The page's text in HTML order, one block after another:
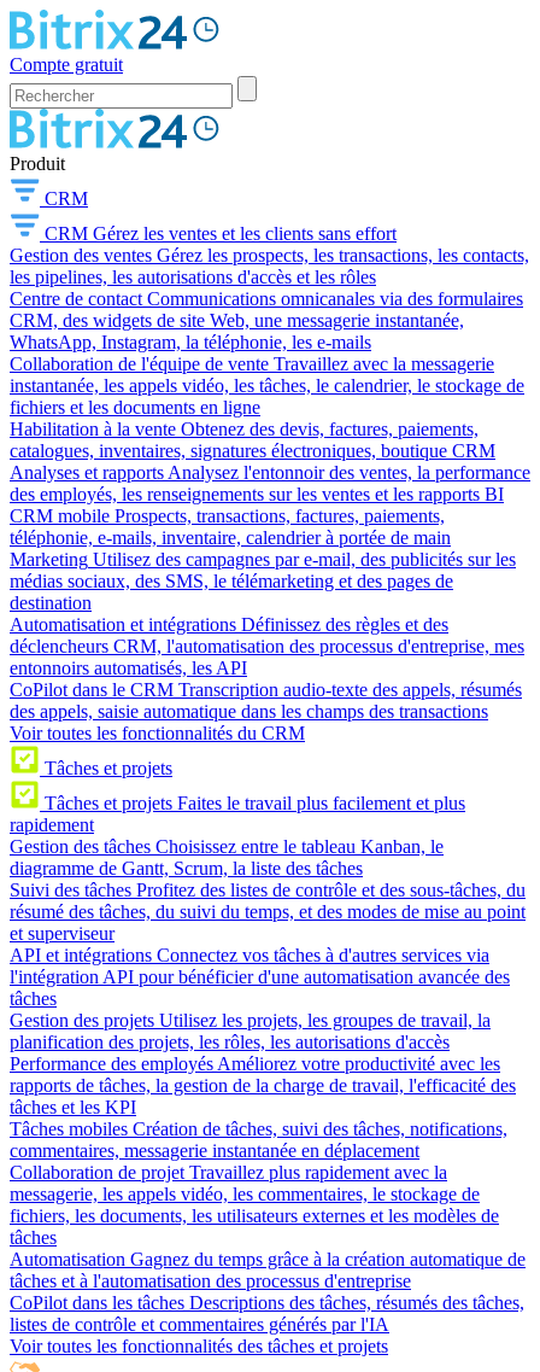
Compte gratuit
Produit
CRM
CRM Gérez les ventes et les clients sans effort
Gestion des ventes Gérez les prospects, les transactions, les contacts,
les pipelines, les autorisations d'accès et les rôles
Centre de contact Communications omnicanales via des formulaires
CRM, des widgets de site Web, une messagerie instantanée,
WhatsApp, Instagram, la téléphonie, les e-mails
Collaboration de l'équipe de vente Travaillez avec la messagerie
instantanée, les appels vidéo, les tâches, le calendrier, le stockage de
fichiers et les documents en ligne
Habilitation à la vente Obtenez des devis, factures, paiements,
catalogues, inventaires, signatures électroniques, boutique CRM
Analyses et rapports Analysez l'entonnoir des ventes, la performance
des employés, les renseignements sur les ventes et les rapports BI
CRM mobile Prospects, transactions, factures, paiements,
téléphonie, e-mails, inventaire, calendrier à portée de main
Marketing Utilisez des campagnes par e-mail, des publicités sur les
médias sociaux, des SMS, le télémarketing et des pages de
destination
Automatisation et intégrations Définissez des règles et des
déclencheurs CRM, l'automatisation des processus d'entreprise, mes
entonnoirs automatisés, les API
CoPilot dans le CRM Transcription audio-texte des appels, résumés
des appels, saisie automatique dans les champs des transactions
Voir toutes les fonctionnalités du CRM
Tâches et projets
Tâches et projets Faites le travail plus facilement et plus
rapidement
Gestion des tâches Choisissez entre le tableau Kanban, le
diagramme de Gantt, Scrum, la liste des tâches
Suivi des tâches Profitez des listes de contrôle et des sous-tâches, du
résumé des tâches, du suivi du temps, et des modes de mise au point
et superviseur
API et intégrations Connectez vos tâches à d'autres services via
l'intégration API pour bénéficier d'une automatisation avancée des
tâches
Gestion des projets Utilisez les projets, les groupes de travail, la
planification des projets, les rôles, les autorisations d'accès
Performance des employés Améliorez votre productivité avec les
rapports de tâches, la gestion de la charge de travail, l'efficacité des
tâches et les KPI
Tâches mobiles Création de tâches, suivi des tâches, notifications,
commentaires, messagerie instantanée en déplacement
Collaboration de projet Travaillez plus rapidement avec la
messagerie, les appels vidéo, les commentaires, le stockage de
fichiers, les documents, les utilisateurs externes et les modèles de
tâches
Automatisation Gagnez du temps grâce à la création automatique de
tâches et à l'automatisation des processus d'entreprise
CoPilot dans les tâches Descriptions des tâches, résumés des tâches,
listes de contrôle et commentaires générés par l'IA
Voir toutes les fonctionnalités des tâches et projets